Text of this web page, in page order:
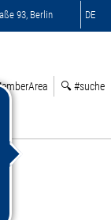
93, Berlin DE
🔍 #suche